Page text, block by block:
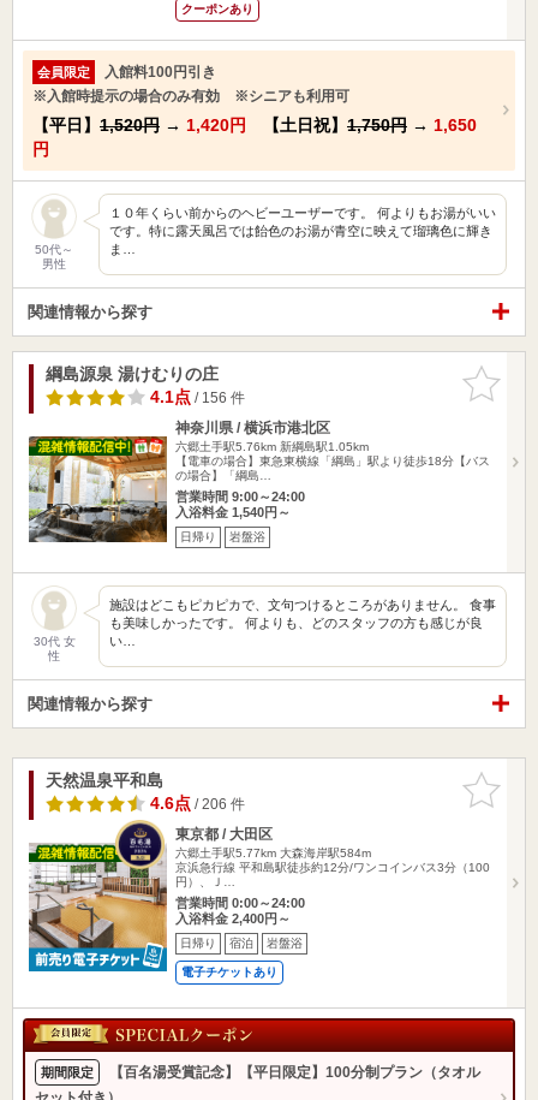
クーポンあり
会員限定
入館料100円引き
※入館時提示の場合のみ有効 ※シニアも利用可
【平日】 1,520円 → 1,420円 【土日祝】 1,750円 → 1,650
円
50代～
男性
１０年くらい前からのヘビーユーザーです。 何よりもお湯がいい
です。特に露天風呂では飴色のお湯が青空に映えて瑠璃色に輝き
ま…
関連情報から探す
お気に入
りに追加
綱島源泉 湯けむりの庄
4.1点/ 156 件
神奈川県 / 横浜市港北区
六郷土手駅5.76km 新綱島駅1.05km
【電車の場合】東急東横線「綱島」駅より徒歩18分【バス
の場合】「綱島…
営業時間 9:00～24:00
入浴料金 1,540円～
日帰り 岩盤浴
30代 女
性
施設はどこもピカピカで、文句つけるところがありません。 食事
も美味しかったです。 何よりも、どのスタッフの方も感じが良
い…
関連情報から探す
お気に入
りに追加
天然温泉平和島
4.6点/ 206 件
東京都 / 大田区
六郷土手駅5.77km 大森海岸駅584m
京浜急行線 平和島駅徒歩約12分/ワンコインバス3分（100
円）、Ｊ…
営業時間 0:00～24:00
入浴料金 2,400円～
日帰り 宿泊 岩盤浴
電子チケットあり
期間限定
【百名湯受賞記念】【平日限定】100分制プラン（タオル